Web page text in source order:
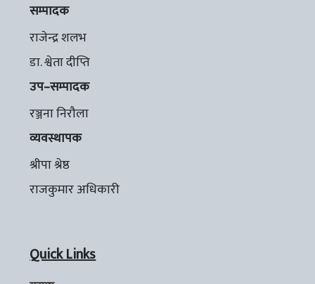
सम्पादक
राजेन्द्र शलभ
डा. श्वेता दीप्ति
उप–सम्पादक
रञ्जना निरौला
व्यवस्थापक
श्रीपा श्रेष्ठ
राजकुमार अधिकारी
Quick Links